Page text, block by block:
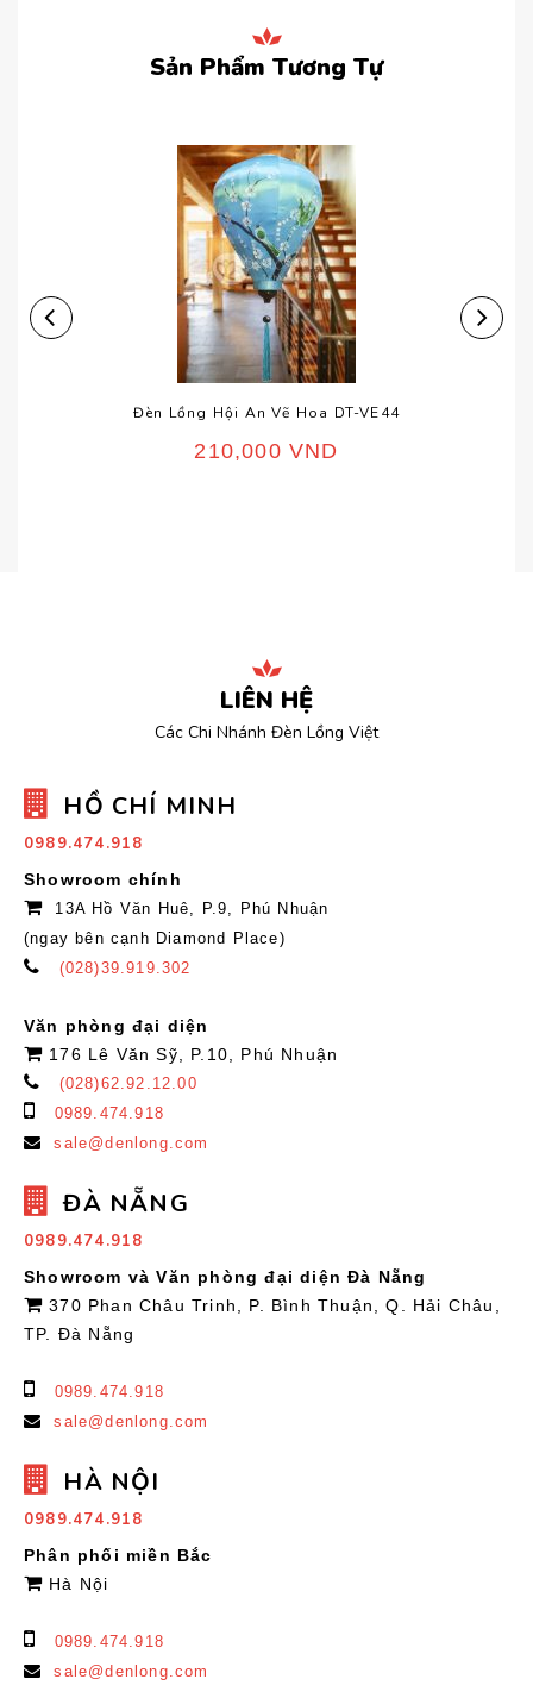
Sản Phẩm Tương Tự
Đèn Lồng Hội An Vẽ Hoa DT-VE44
210,000 VND
LIÊN HỆ
Các Chi Nhánh Đèn Lồng Việt
HỒ CHÍ MINH
0989.474.918
Showroom chính
13A Hồ Văn Huê, P.9, Phú Nhuận
(ngay bên cạnh Diamond Place)
(028)39.919.302
Văn phòng đại diện
176 Lê Văn Sỹ, P.10, Phú Nhuận
(028)62.92.12.00
0989.474.918
sale@denlong.com
ĐÀ NẴNG
0989.474.918
Showroom và Văn phòng đại diện Đà Nẵng
370 Phan Châu Trinh, P. Bình Thuận, Q. Hải Châu,
TP. Đà Nẵng
0989.474.918
sale@denlong.com
HÀ NỘI
0989.474.918
Phân phối miền Bắc
Hà Nội
0989.474.918
sale@denlong.com